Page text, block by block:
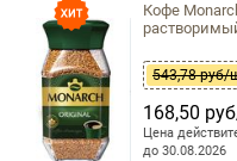
Кофе
543,78 руб/
168,50
Цена
до 30.08.2026